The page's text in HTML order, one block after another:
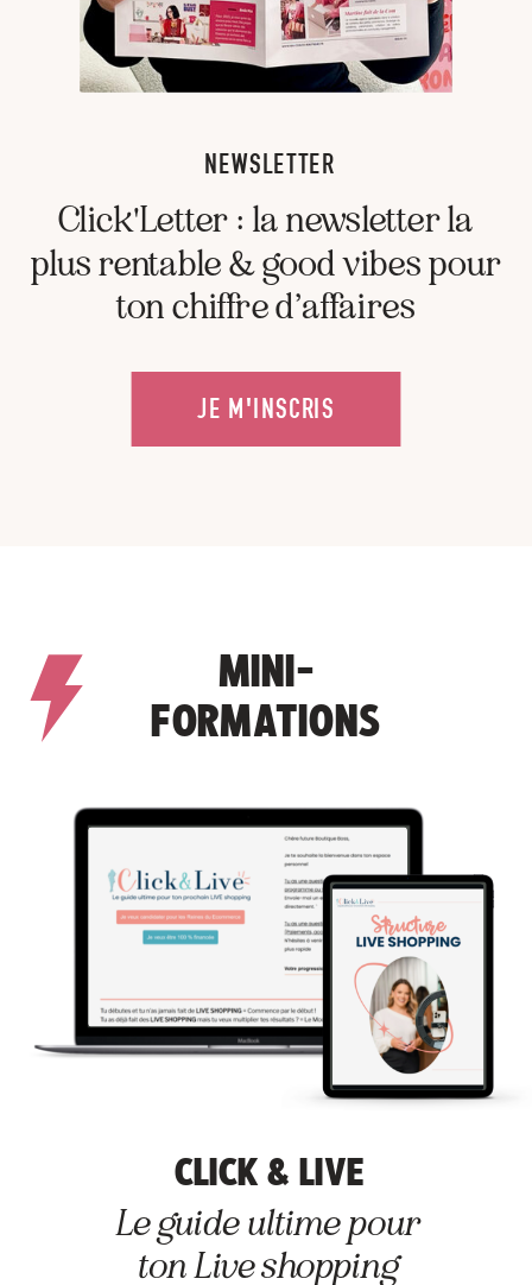
Click'Letter : la newsletter la
plus rentable & good vibes pour
ton chiffre d’affaires
NEWSLETTER
JE M'INSCRIS
MINI-
FORMATIONS
Le guide ultime pour
ton Live shopping
CLICK & LIVE